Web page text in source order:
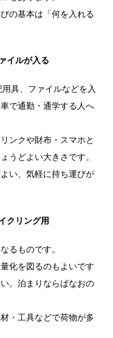
の基本は「何を入れる
イルが入る
具、ファイルなどを入
で通勤・通学する人へ
ンクや財布・スマホと
うどよい大きさです。
い、気軽に持ち運びが
クリング用
るものです。
化を図るのもよいです
。泊まりならばなおの
・工具などで荷物が多